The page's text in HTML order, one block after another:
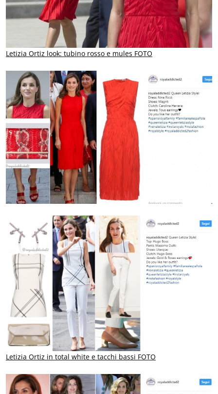
Letizia Ortiz look: tubino rosso e mules FOTO
Letizia Ortiz in total white e tacchi bassi FOTO